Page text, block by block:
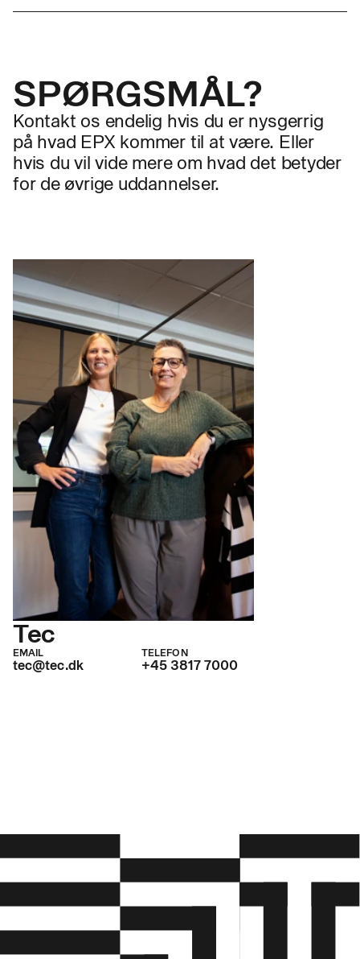
Information om ansøgning til EPX-programmet vil
SPØRGSMÅL?
Kontakt os endelig hvis du er nysgerrig
på hvad EPX kommer til at være. Eller
hvis du vil vide mere om hvad det betyder
for de øvrige uddannelser.
Tec
EMAIL
tec@tec.dk
TELEFON
+45 3817 7000